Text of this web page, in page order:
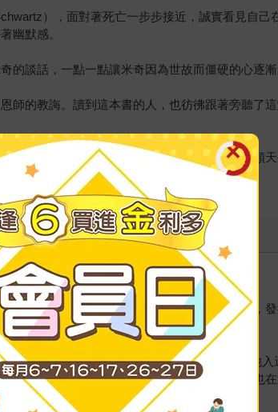
），面對著死亡一步步接近，誠實看見自
幽默感。
談話，一點一點讓米奇因為世故而僵硬的心逐漸
師的教誨。讀到這本書的人，也彷彿跟著旁聽了
接挑戰，擁抱未知。考德威爾的故事，喚醒人類
十三本著作，全球累積銷量超過三千五百萬冊，
、舞台、音樂劇編劇。有超過十年的時間，他
致力改善底特律最貧困居民的生活。同時，他也